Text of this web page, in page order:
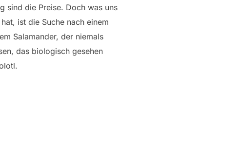
sind die Preise. Doch was uns
ist die Suche nach einem
Salamander, der niemals
das biologisch gesehen